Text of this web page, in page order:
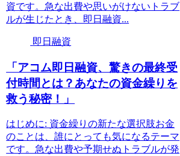
資です。急な出費や思いがけないトラブ
ルが生じたとき、即日融資...
即日融資
「アコム即日融資、驚きの最終受
付時間とは？あなたの資金繰りを
救う秘密！」
はじめに: 資金繰りの新たな選択肢お金
のことは、誰にとっても気になるテーマ
です。急な出費や予期せぬトラブルが発